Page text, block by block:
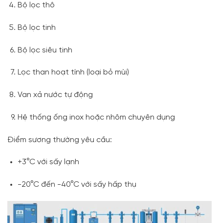
Bộ lọc thô
Bộ lọc tinh
Bộ lọc siêu tinh
Lọc than hoạt tính (loại bỏ mùi)
Van xả nước tự động
Hệ thống ống inox hoặc nhôm chuyên dụng
Điểm sương thường yêu cầu:
+3°C với sấy lạnh
-20°C đến -40°C với sấy hấp thụ